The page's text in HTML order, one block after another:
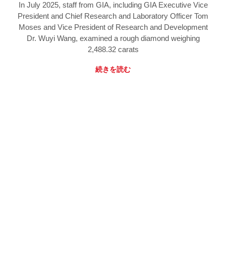
In July 2025, staff from GIA, including GIA Executive Vice
President and Chief Research and Laboratory Officer Tom
Moses and Vice President of Research and Development
Dr. Wuyi Wang, examined a rough diamond weighing
2,488.32 carats
続きを読む